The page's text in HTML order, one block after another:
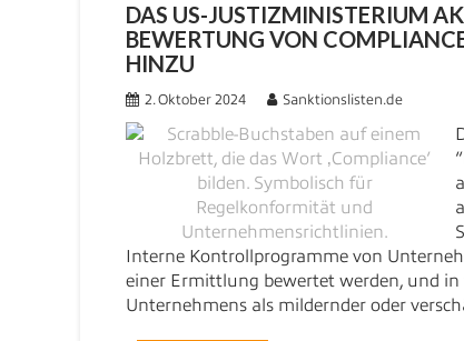
DAS US-JUSTIZMINISTERIUM
BEWERTUNG VON
HINZU
2. Oktober 2024 Sanktionslisten.de
Interne Kontrollprogramme von
einer Ermittlung bewertet werden, und in
Unternehmens als mildernder oder